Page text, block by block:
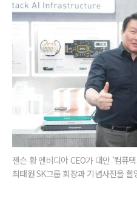
젠슨 황 엔비디아 CEO가 대만 '컴퓨
최태원 SK그룹 회장과 기념사진을